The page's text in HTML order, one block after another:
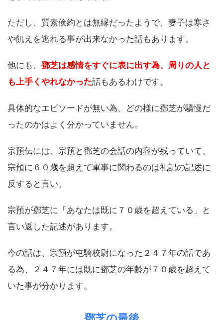
ただし、質素倹約とは無縁だったようで、妻子は寒さ
や飢えを逃れる事が出来なかった話もあります。
他にも、 鄧芝は感情をすぐに表に出す為、周りの人と
も上手くやれなかった話もあるわけです。
具体的なエピソードが無い為、どの様に鄧芝が驕慢だ
ったのかはよく分かっていません。
宗預伝には、宗預と鄧芝の会話の内容が残っていて、
宗預に６０歳を超えて軍事に関わるのは礼記の記述に
反すると言い、
宗預が鄧芝に「あなたは既に７０歳を超えている」と
言い返した記述があります。
今の話は、宗預が屯騎校尉になった２４７年の話であ
る為、２４７年には既に鄧芝の年齢が７０歳を超えて
いた事が分かります。